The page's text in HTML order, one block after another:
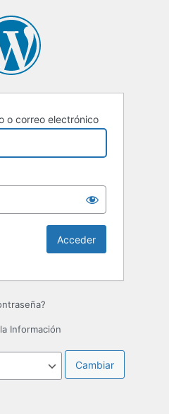
o correo electrónico
Información